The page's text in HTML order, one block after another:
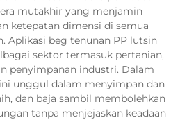
mutakhir yang menjamin
ketepatan dimensi di semua
Aplikasi beg tenunan PP lutsin
sektor termasuk pertanian,
penyimpanan industri. Dalam
unggul dalam menyimpan dan
dan baja sambil membolehkan
tanpa menjejaskan keadaan